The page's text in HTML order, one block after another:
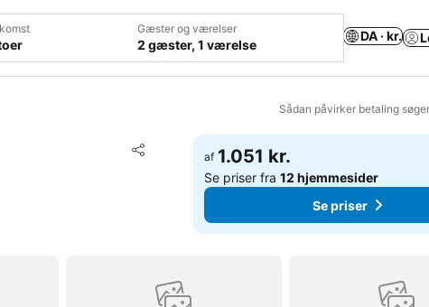
Gæster og værelser
2 gæster, 1 værelse
DA · kr.
Sådan påvirker betaling
Del
Føj til favoritter
af 1.051 kr.
Se priser fra12 hjemmesider
Se priser